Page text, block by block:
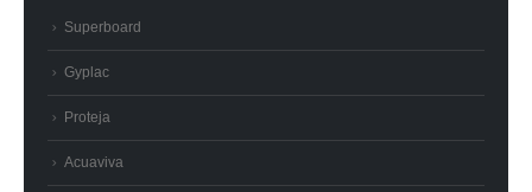
Superboard
Gyplac
Proteja
Acuaviva